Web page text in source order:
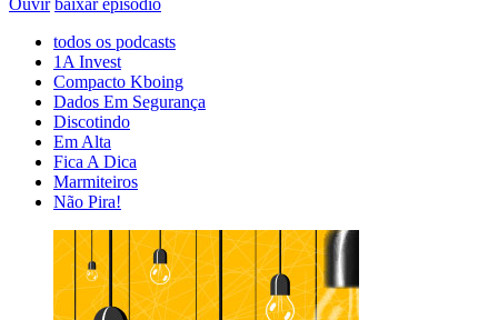
todos os podcasts
1A Invest
Compacto Kboing
Dados Em Segurança
Discotindo
Em Alta
Fica A Dica
Marmiteiros
Não Pira!